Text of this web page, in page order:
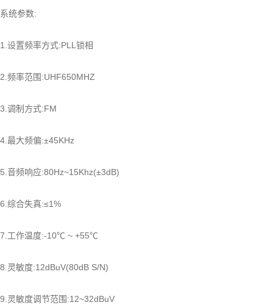
系统参数:
1.设置频率方式:PLL锁相
2.频率范围:UHF650MHZ
3.调制方式:FM
4.最大频偏:±45KHz
5.音频响应:80Hz~15Khz(±3dB)
6.综合失真:≤1%
7.工作温度:-10℃ ~ +55℃
8.灵敏度:12dBuV(80dB S/N)
9.灵敏度调节范围:12~32dBuV